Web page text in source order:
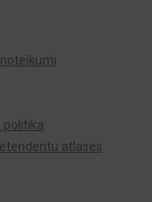
politika
atlases